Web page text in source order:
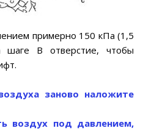
примерно 150 кПа (1,5
B отверстие, чтобы
заново наложите
воздух под давлением,